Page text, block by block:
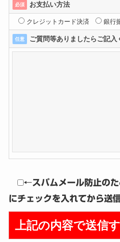
必須 お支払い方法
クレジットカード決済 銀行
任意 ご質問等ありましたらご記入
←スパムメール防止の
にチェックを入れてから送